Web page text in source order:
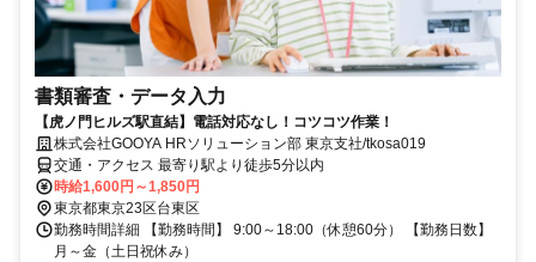
書類審査・データ入力
【虎ノ門ヒルズ駅直結】電話対応なし！コツコツ作業！
株式会社GOOYA HRソリューション部 東京支社/tkosa019
交通・アクセス 最寄り駅より徒歩5分以内
時給1,600円～1,850円
東京都東京23区台東区
勤務時間詳細 【勤務時間】 9:00～18:00（休憩60分） 【勤務日数】
月～金（土日祝休み）